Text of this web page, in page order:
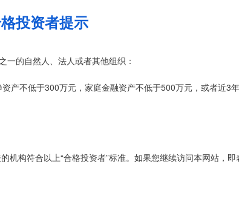
提示
自操作完成，不得由他人代办。
合同约定转入我司信托产品的银行专用账户。投资者认购
拒绝
投资者提示
一的自然人、法人或者其他组织：
产不低于300万元，家庭金融资产不低于500万元，或者近3
构符合以上“合格投资者”标准。如果您继续访问本网站，即